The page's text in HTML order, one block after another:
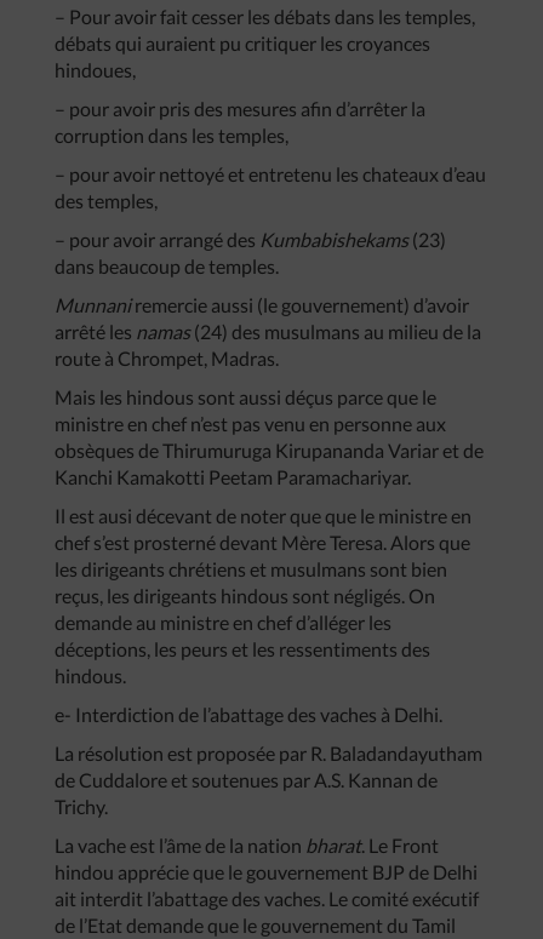
– Pour avoir fait cesser les débats dans les temples,
débats qui auraient pu critiquer les croyances
hindoues,
– pour avoir pris des mesures afin d’arrêter la
corruption dans les temples,
– pour avoir nettoyé et entretenu les chateaux d’eau
des temples,
– pour avoir arrangé des Kumbabishekams(23)
dans beaucoup de temples.
Munnaniremercie aussi (le gouvernement) d’avoir
arrêté les namas(24) des musulmans au milieu de la
route à Chrompet, Madras.
Mais les hindous sont aussi déçus parce que le
ministre en chef n’est pas venu en personne aux
obsèques de Thirumuruga Kirupananda Variar et de
Kanchi Kamakotti Peetam Paramachariyar.
Il est ausi décevant de noter que que le ministre en
chef s’est prosterné devant Mère Teresa. Alors que
les dirigeants chrétiens et musulmans sont bien
reçus, les dirigeants hindous sont négligés. On
demande au ministre en chef d’alléger les
déceptions, les peurs et les ressentiments des
hindous.
e- Interdiction de l’abattage des vaches à Delhi.
La résolution est proposée par R. Baladandayutham
de Cuddalore et soutenues par A.S. Kannan de
Trichy.
La vache est l’âme de la nation bharat. Le Front
hindou apprécie que le gouvernement BJP de Delhi
ait interdit l’abattage des vaches. Le comité exécutif
de l’Etat demande que le gouvernement du Tamil